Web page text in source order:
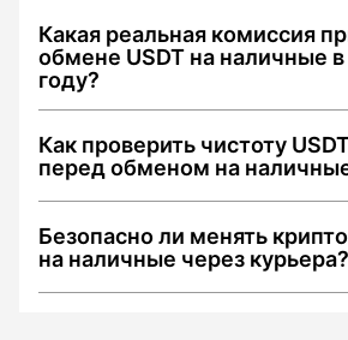
Какая реальная комиссия
обмене USDT на наличные
году?
составляет от 0.5% до 2.5%.
из: 1) спреда обменника
наличии энергии) и 3) комиссии
инкассацию/курьера в
Мониторинг Wellcrypto
Как проверить чистоту
перед обменом на
выбирайте обменники с меткой
В 2026 году критическим
Безопасно ли менять
на наличные через курьера?